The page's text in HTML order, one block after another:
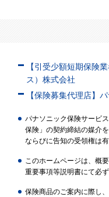
【引受少額短期保険
ス）株式会社
【保険募集代理店】
パナソニック保険サービ
保険」の契約締結の媒介
ならびに告知の受領権は
このホームページは、概
重要事項等説明書にて必
保険商品のご案内に際し